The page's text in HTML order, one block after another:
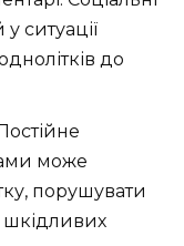
ситуації
до
може
порушувати